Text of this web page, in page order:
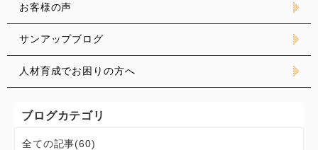
お客様の声
サンアップブログ
人材育成でお困りの方へ
ブログカテゴリ
全ての記事(60)